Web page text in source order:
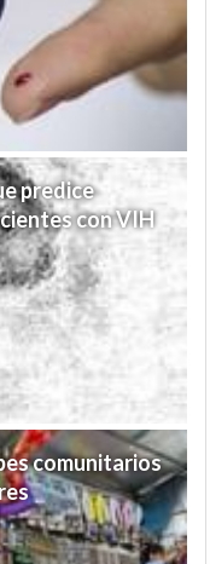
predice
con VIH
comunitarios